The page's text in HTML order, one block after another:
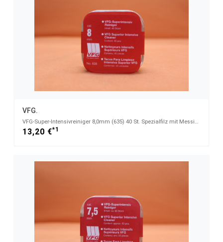
VFG.
VFG-Super-Intensivreiniger 8,0mm (635) 40 St. Spezialfilz mit Messingfasern
13,20 €*1